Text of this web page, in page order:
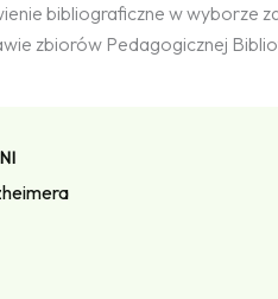
bibliograficzne w wyborze
zbiorów Pedagogicznej